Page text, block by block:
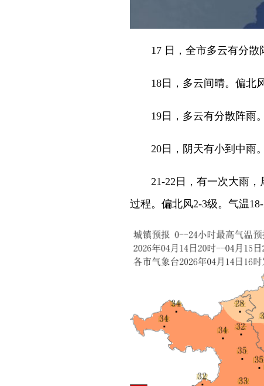
17 日，全市多云有分散
18日，多云间晴。偏北风
19日，多云有分散阵雨。
20日，阴天有小到中雨。
21-22日，有一次大雨，
过程。偏北风2-3级。气温18-